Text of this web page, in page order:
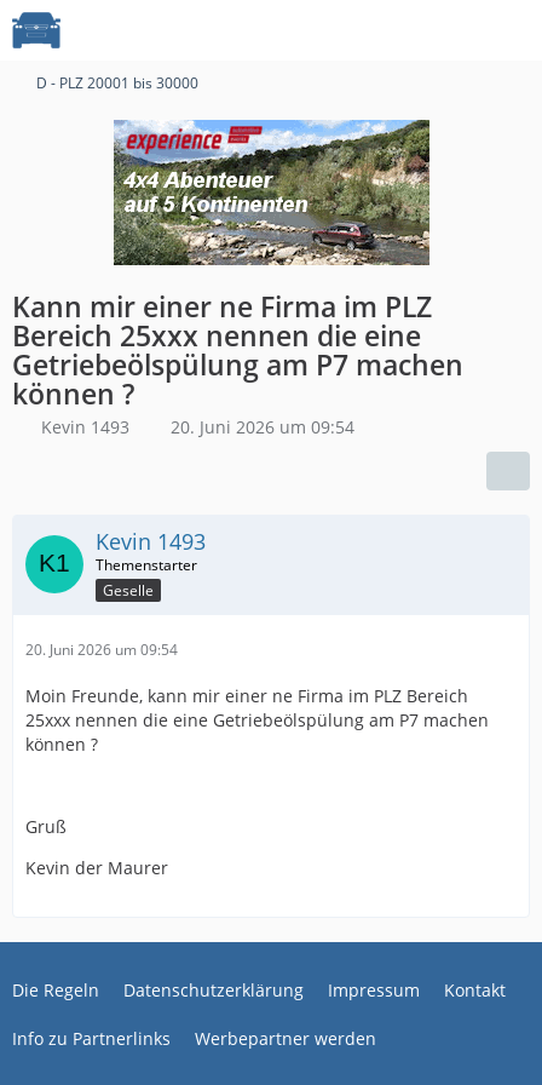
D - PLZ 20001 bis 30000
Kann mir einer ne Firma im PLZ
Bereich 25xxx nennen die eine
Getriebeölspülung am P7 machen
können ?
Kevin 1493 20. Juni 2026 um 09:54
Kevin 1493
Geselle
20. Juni 2026 um 09:54
Moin Freunde, kann mir einer ne Firma im PLZ Bereich
25xxx nennen die eine Getriebeölspülung am P7 machen
können ?
Gruß
Kevin der Maurer
Die Regeln Datenschutzerklärung Impressum Kontakt
Info zu Partnerlinks Werbepartner werden